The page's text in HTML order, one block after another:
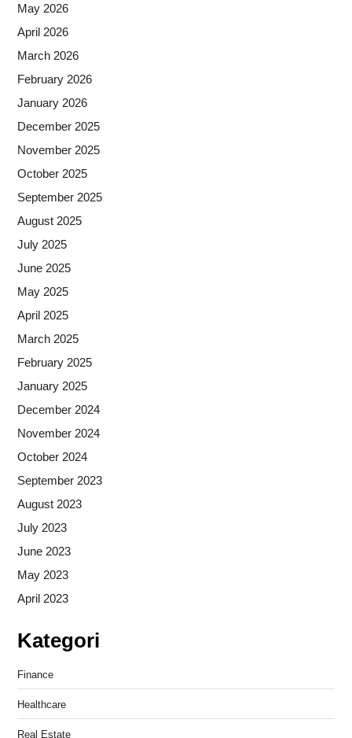
May 2026
April 2026
March 2026
February 2026
January 2026
December 2025
November 2025
October 2025
September 2025
August 2025
July 2025
June 2025
May 2025
April 2025
March 2025
February 2025
January 2025
December 2024
November 2024
October 2024
September 2023
August 2023
July 2023
June 2023
May 2023
April 2023
Kategori
Finance
Healthcare
Real Estate